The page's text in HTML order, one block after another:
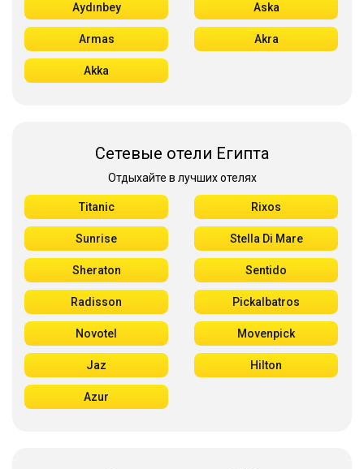
Aydınbey Aska
Armas Akra
Akka
Сетевые отели Египта
Отдыхайте в лучших отелях
Titanic Rixos
Sunrise Stella Di Mare
Sheraton Sentido
Radisson Pickalbatros
Novotel Movenpick
Jaz Hilton
Azur